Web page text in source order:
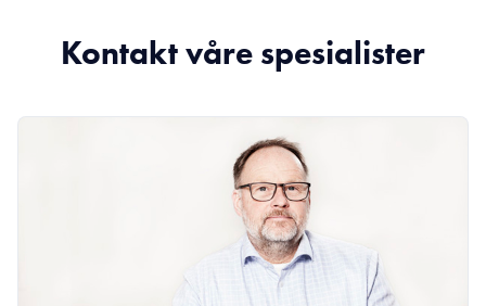
Kontakt våre spesialister